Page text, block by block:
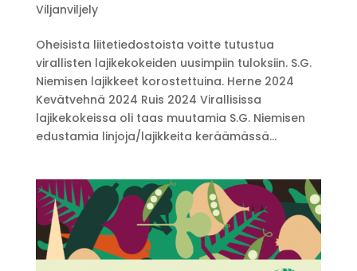
Viljanviljely
Oheisista liitetiedostoista voitte tutustua
virallisten lajikekokeiden uusimpiin tuloksiin. S.G.
Niemisen lajikkeet korostettuina. Herne 2024
Kevätvehnä 2024 Ruis 2024 Virallisissa
lajikekokeissa oli taas muutamia S.G. Niemisen
edustamia linjoja/lajikkeita keräämässä...